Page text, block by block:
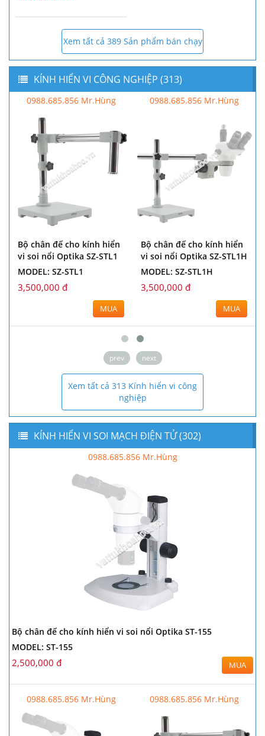
Xem tất cả 389 Sản phẩm bán chạy
KÍNH HIỂN VI CÔNG NGHIỆP (313)
0988.685.856 Mr.Hùng
Bộ chân đế cho kính hiển
vi soi nổi Optika SZ-STL1
MODEL: SZ-STL1
3,500,000 đ
MUA
0988.685.856 Mr.Hùng
Bộ chân đế cho kính hiển
vi soi nổi Optika SZ-STL1H
MODEL: SZ-STL1H
3,500,000 đ
MUA
prev next
Xem tất cả 313 Kính hiển vi công
nghiệp
KÍNH HIỂN VI SOI MẠCH ĐIỆN TỬ (302)
0988.685.856 Mr.Hùng
Bộ chân đế cho kính hiển vi soi nổi Optika ST-155
MODEL: ST-155
2,500,000 đ MUA
0988.685.856 Mr.Hùng 0988.685.856 Mr.Hùng